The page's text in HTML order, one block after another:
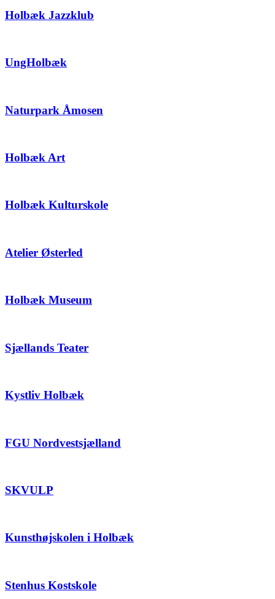
Holbæk Jazzklub
UngHolbæk
Naturpark Åmosen
Holbæk Art
Holbæk Kulturskole
Atelier Østerled
Holbæk Museum
Sjællands Teater
Kystliv Holbæk
FGU Nordvestsjælland
SKVULP
Kunsthøjskolen i Holbæk
Stenhus Kostskole